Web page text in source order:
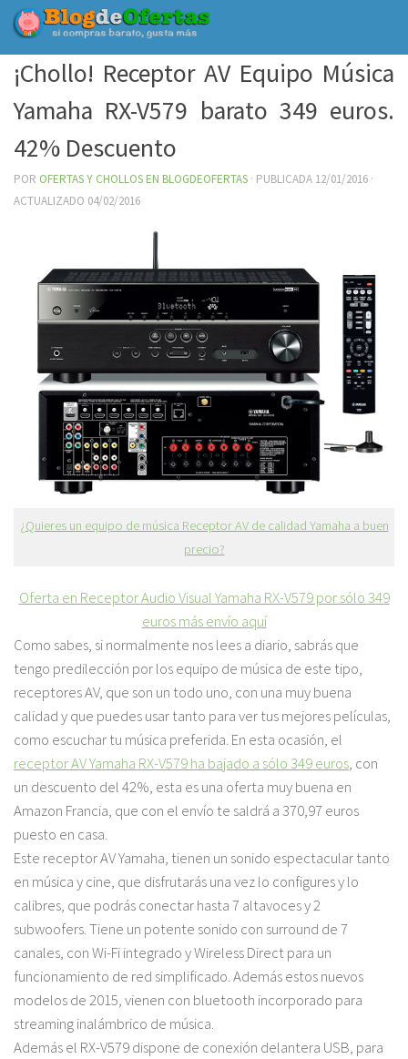
Debajo del contenido
¡Chollo! Receptor AV Equipo Música
Yamaha RX-V579 barato 349 euros.
42% Descuento
POR OFERTAS Y CHOLLOS EN BLOGDEOFERTAS · PUBLICADA 12/01/2016 ·
ACTUALIZADO 04/02/2016
¿Quieres un equipo de música Receptor AV de calidad Yamaha a buen
precio?
Oferta en Receptor Audio Visual Yamaha RX-V579 por sólo 349
euros más envío aquí
Como sabes, si normalmente nos lees a diario, sabrás que
tengo predilección por los equipo de música de este tipo,
receptores AV, que son un todo uno, con una muy buena
calidad y que puedes usar tanto para ver tus mejores películas,
como escuchar tu música preferida. En esta ocasión, el
receptor AV Yamaha RX-V579 ha bajado a sólo 349 euros, con
un descuento del 42%, esta es una oferta muy buena en
Amazon Francia, que con el envío te saldrá a 370,97 euros
puesto en casa.
Este receptor AV Yamaha, tienen un sonido espectacular tanto
en música y cine, que disfrutarás una vez lo configures y lo
calibres, que podrás conectar hasta 7 altavoces y 2
subwoofers. Tiene un potente sonido con surround de 7
canales, conWi-Fi integradoy Wireless Direct para un
funcionamiento de red simplificado. Además estos nuevos
modelos de 2015, vienen con bluetooth incorporado para
streaming inalámbrico de música.
Además el RX-V579 dispone de conexión delantera USB, para